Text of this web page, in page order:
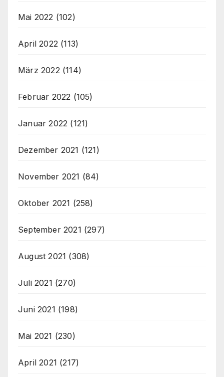
Mai 2022 (102)
April 2022 (113)
März 2022 (114)
Februar 2022 (105)
Januar 2022 (121)
Dezember 2021 (121)
November 2021 (84)
Oktober 2021 (258)
September 2021 (297)
August 2021 (308)
Juli 2021 (270)
Juni 2021 (198)
Mai 2021 (230)
April 2021 (217)